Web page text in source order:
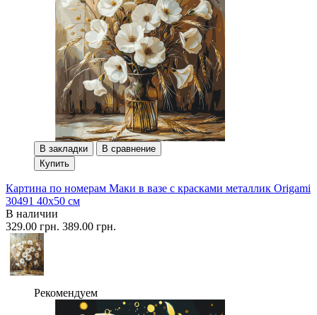
В закладки
В сравнение
Купить
Картина по номерам Маки в вазе с красками металлик Origami
30491 40x50 см
В наличии
329.00 грн. 389.00 грн.
Рекомендуем